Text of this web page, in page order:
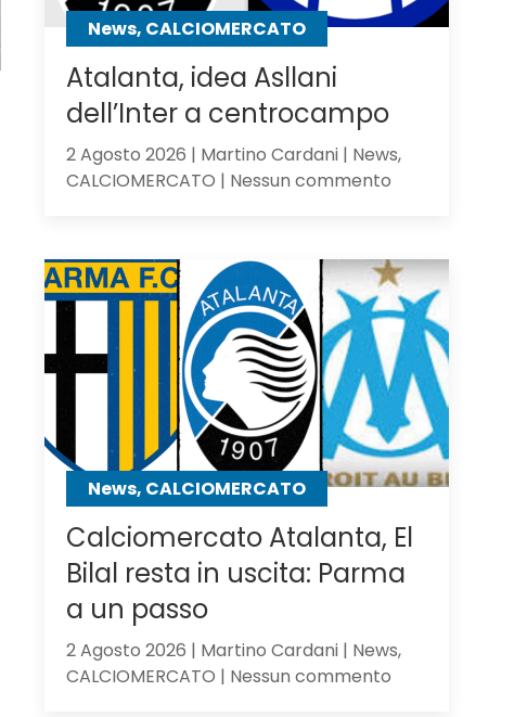
contro
gli
News, CALCIOMERCATO
Atalanta, idea Asllani
dell’Inter a centrocampo
2 Agosto 2026 | Martino Cardani | News,
CALCIOMERCATO | Nessun commentosu
Asllani
dell’Inter
a
centrocampo
News, CALCIOMERCATO
Calciomercato Atalanta, El
Bilal resta in uscita: Parma
a un passo
2 Agosto 2026 | Martino Cardani | News,
CALCIOMERCATO | Nessun commentosu